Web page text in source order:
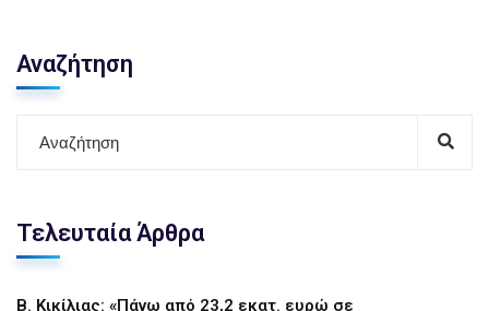
Αναζήτηση
Τελευταία Άρθρα
Β. Κικίλιας: «Πάνω από 23,2 εκατ. ευρώ σε